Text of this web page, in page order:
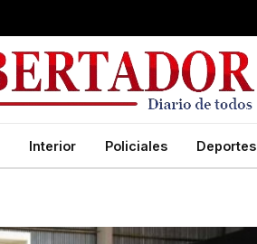
Interior Policiales Deportes